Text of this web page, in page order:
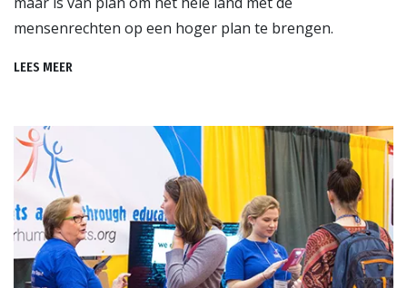
mensenrechten op een hoger plan te brengen.
LEES MEER